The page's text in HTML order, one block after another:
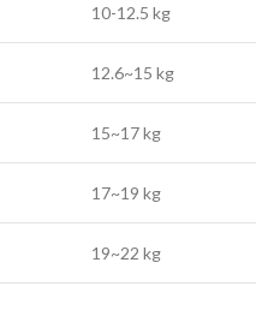
10-12.5 kg
12.6~15 kg
15~17 kg
17~19 kg
19~22 kg